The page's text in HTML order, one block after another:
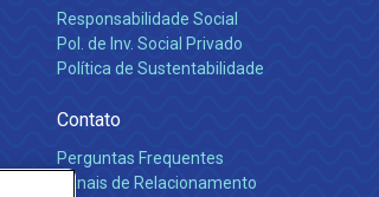
Responsabilidade Social
Pol. de Inv. Social Privado
Política de Sustentabilidade
Contato
Perguntas Frequentes
Canais de Relacionamento